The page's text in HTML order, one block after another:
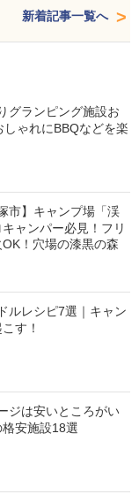
新着記事一覧へ
グランピング施設お
ゃれにBBQなどを楽
市】キャンプ場「渓
ャンパー必見！フリ
！穴場の漆黒の森
ルレシピ7選｜キャン
す！
ジは安いところがい
安施設18選